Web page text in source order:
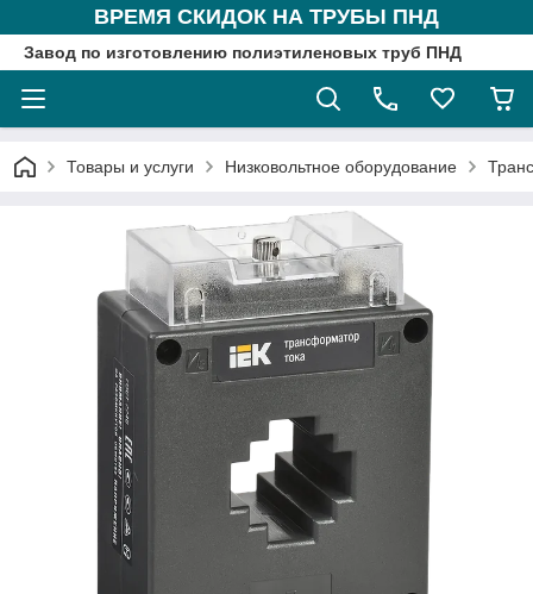
ВРЕМЯ СКИДОК НА ТРУБЫ ПНД
Завод по изготовлению полиэтиленовых труб ПНД
Товары и услуги Низковольтное оборудование